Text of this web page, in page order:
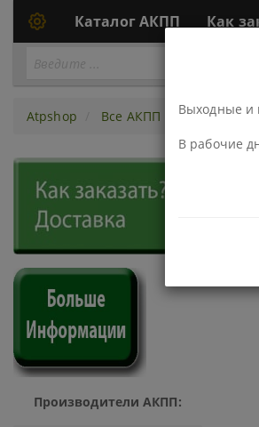
Каталог АКПП Как
Atpshop Все АКПП 5sp BGHA/
Производители АКПП:
Выходные и
В рабочие